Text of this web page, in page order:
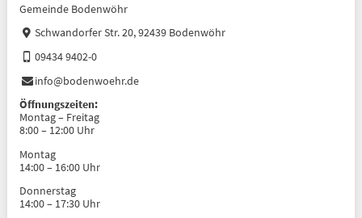
Gemeinde Bodenwöhr
Schwandorfer Str. 20, 92439 Bodenwöhr
09434 9402-0
info@bodenwoehr.de
Öffnungszeiten:
Montag – Freitag
8:00 – 12:00 Uhr
Montag
14:00 – 16:00 Uhr
Donnerstag
14:00 – 17:30 Uhr